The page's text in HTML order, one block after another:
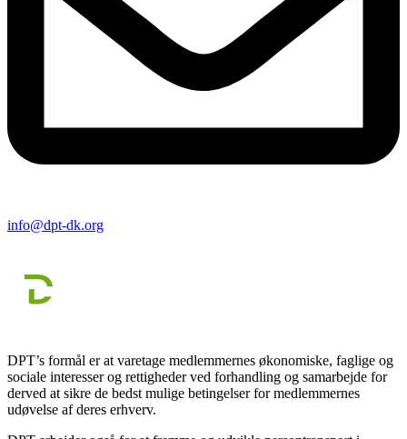
info@dpt-dk.org
DPT’s formål er at varetage medlemmernes økonomiske, faglige og
sociale interesser og rettigheder ved forhandling og samarbejde for
derved at sikre de bedst mulige betingelser for medlemmernes
udøvelse af deres erhverv.